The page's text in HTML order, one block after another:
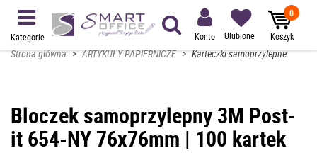
Kategorie Konto Ulubione
0
Koszyk
Strona główna > ARTYKUŁY PAPIERNICZE > Karteczki samoprzylepne
Bloczek samoprzylepny 3M Post-
it 654-NY 76x76mm | 100 kartek